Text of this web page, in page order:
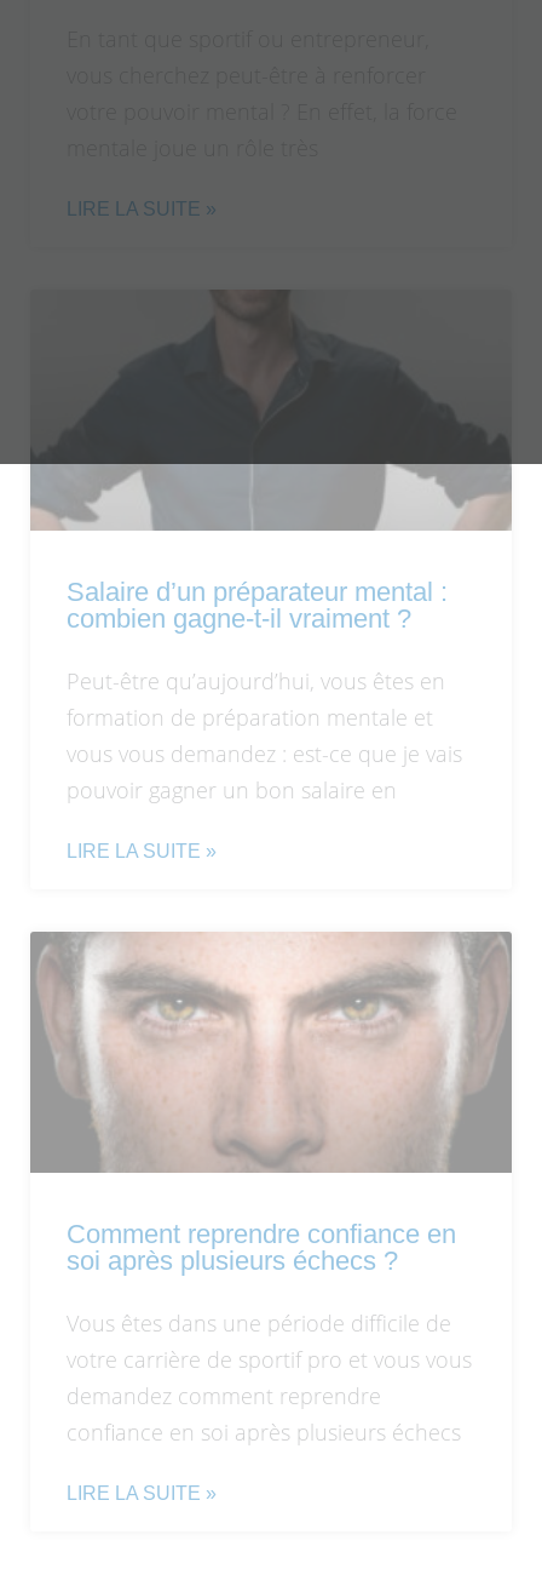
LIRE LA SUITE »
Salaire d’un préparateur mental :
combien gagne-t-il vraiment ?
Peut-être qu’aujourd’hui, vous êtes en
formation de préparation mentale et
vous vous demandez : est-ce que je vais
pouvoir gagner un bon salaire en
LIRE LA SUITE »
Comment reprendre confiance en
soi après plusieurs échecs ?
Vous êtes dans une période difficile de
votre carrière de sportif pro et vous vous
demandez comment reprendre
confiance en soi après plusieurs échecs
LIRE LA SUITE »